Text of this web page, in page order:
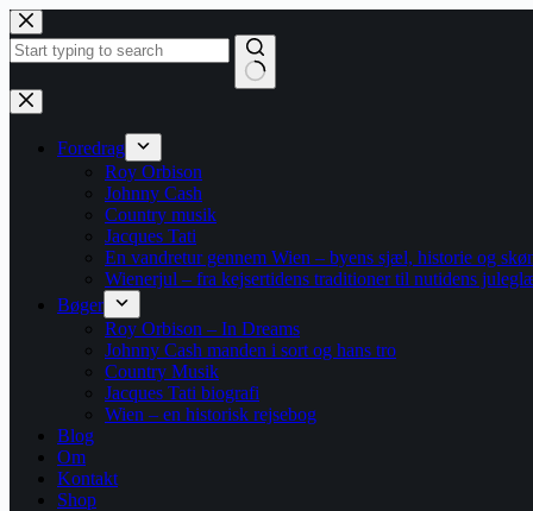
Fortsæt
til
indhold
Ingen
resultater
Foredrag
Roy Orbison
Johnny Cash
Country musik
Jacques Tati
En vandretur gennem Wien – byens sjæl, historie og
Wienerjul – fra kejsertidens traditioner til nutidens
Bøger
Roy Orbison – In Dreams
Johnny Cash manden i sort og hans tro
Country Musik
Jacques Tati biografi
Wien – en historisk rejsebog
Blog
Om
Kontakt
Shop